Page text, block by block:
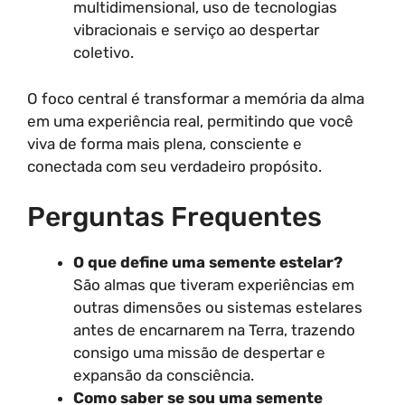
multidimensional, uso de tecnologias
vibracionais e serviço ao despertar
coletivo.
O foco central é transformar a memória da alma
em uma experiência real, permitindo que você
viva de forma mais plena, consciente e
conectada com seu verdadeiro propósito.
Perguntas Frequentes
O que define uma semente estelar?
São almas que tiveram experiências em
outras dimensões ou sistemas estelares
antes de encarnarem na Terra, trazendo
consigo uma missão de despertar e
expansão da consciência.
Como saber se sou uma semente